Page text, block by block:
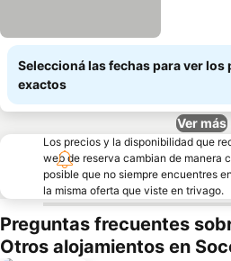
Seleccioná las fechas para ver los
exactos
Ver más
Los precios y la disponibilidad que
web de reserva cambian de manera
posible que no siempre encuentres
la misma oferta que viste en trivago.
Preguntas frecuentes
Otros alojamientos en